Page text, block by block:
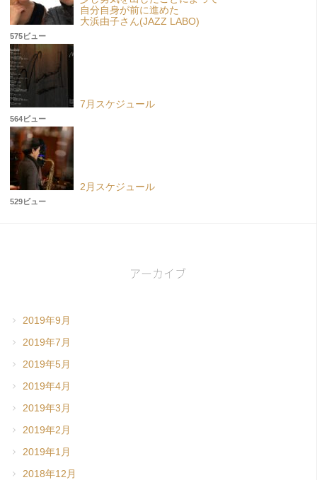
自分自身が前に進めた
大浜由子さん(JAZZ LABO)
575ビュー
7月スケジュール
564ビュー
2月スケジュール
529ビュー
アーカイブ
2019年9月
2019年7月
2019年5月
2019年4月
2019年3月
2019年2月
2019年1月
2018年12月